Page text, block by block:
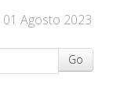
01 Agosto 2023
Go